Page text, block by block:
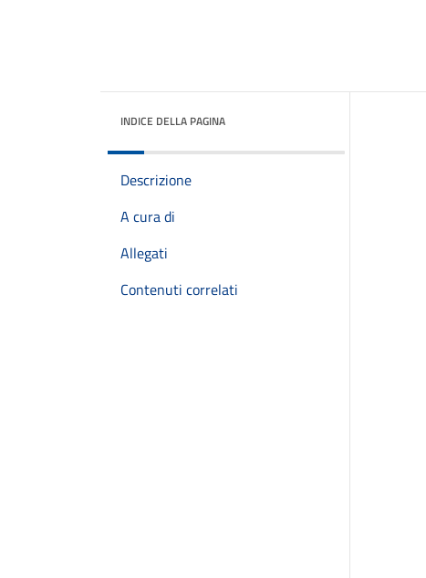
INDICE DELLA PAGINA
Descrizione
A cura di
Allegati
Contenuti correlati